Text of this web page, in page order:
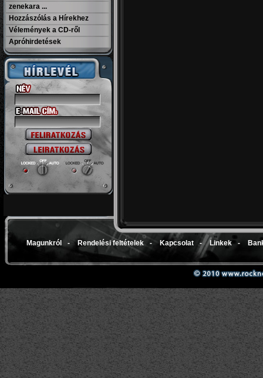
zenekara ...
Hozzászólás a Hírekhez
Vélemények a CD-ről
Apróhirdetések
Magunkról - Rendelési feltételek - Kapcsolat - Linkek -